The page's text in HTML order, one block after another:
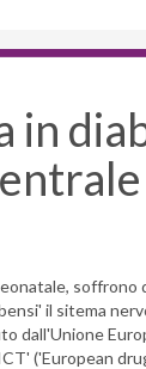
in
soffrono
il sitema
dall'Unione
('European